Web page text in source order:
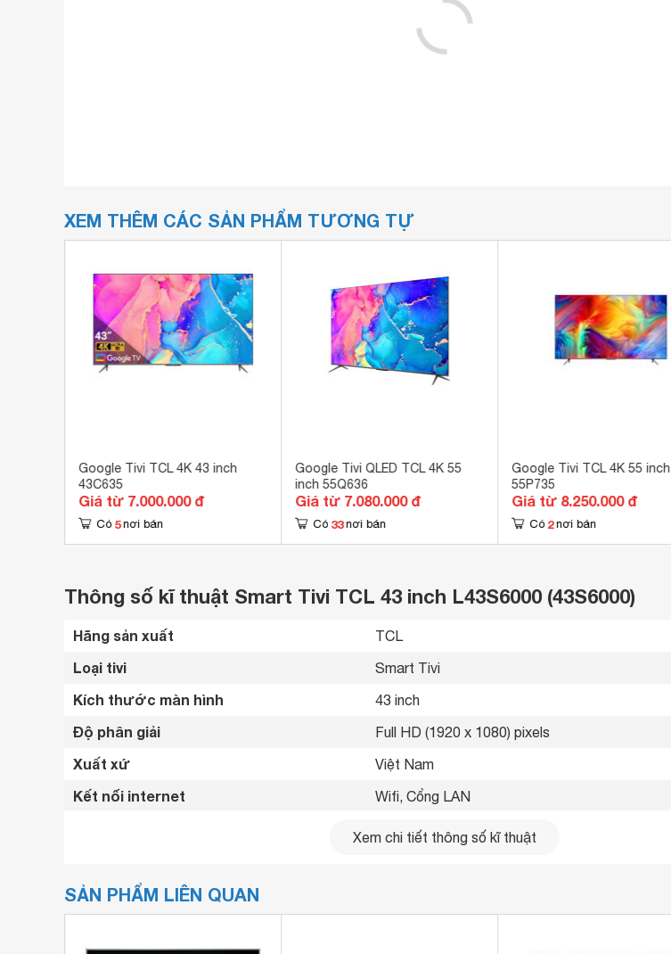
XEM THÊM CÁC SẢN PHẨM TƯƠNG TỰ
Google Tivi TCL 4K 43 inch
43C635
Giá từ 7.000.000 đ
Có 5 nơi bán
Google Tivi QLED TCL 4K 55
inch 55Q636
Giá từ 7.080.000 đ
Có 33 nơi bán
Google Tivi TCL 4K 55 inch
55P735
Giá từ 8.250.000 đ
Có 2 nơi bán
Thông số kĩ thuật Smart Tivi TCL 43 inch L43S6000 (43S6000)
Hãng sản xuất TCL
Loại tivi Smart Tivi
Kích thước màn hình 43 inch
Độ phân giải Full HD (1920 x 1080) pixels
Xuất xứ Việt Nam
Kết nối internet Wifi, Cổng LAN
3 cổng
Cổng xuất âm thanh
Xem chi tiết thông số kĩ thuật
SẢN PHẨM LIÊN QUAN